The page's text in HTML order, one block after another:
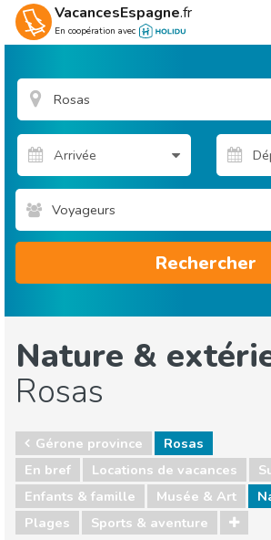
VacancesEspagne.fr
En coopération avec
Voyageurs
Rechercher
Nature &
Rosas
Gérone province
Rosas
En bref
Locations de vacances
Enfants & famille
Musée & Art
Plages
Sports & aventure